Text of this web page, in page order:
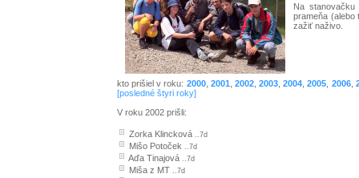
Na
prameňa
zažiť naživo.
kto prišiel v roku: 2000, 2001 2002,2003 ,2004 ,2005 2006,
[posledné štyri roky]
V roku 2002 prišli:
Zorka Klincková ..7d
Mišo Potoček ..7d
Aďa Tinajová ..7d
Miša z MT ..7d